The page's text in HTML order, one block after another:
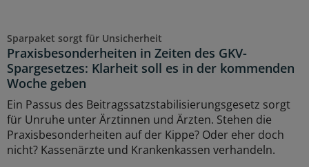
Sparpaket sorgt für Unsicherheit
Praxisbesonderheiten in Zeiten des GKV-
Spargesetzes: Klarheit soll es in der kommenden
Woche geben
Ein Passus des Beitragssatzstabilisierungsgesetz sorgt
für Unruhe unter Ärztinnen und Ärzten. Stehen die
Praxisbesonderheiten auf der Kippe? Oder eher doch
nicht? Kassenärzte und Krankenkassen verhandeln.